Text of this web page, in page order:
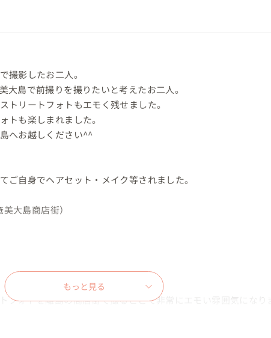
撮影したお二人。
大島で前撮りを撮りたいと考えたお二人。
トリートフォトもエモく残せました。
トも楽しまれました。
へお越しください^^
ご自身でヘアセット・メイク等されました。
大島商店街）
フォトを離島の商店街で撮ることで非常にエモい雰囲気になりま
もっと見る